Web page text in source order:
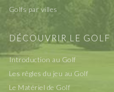
Golfs par villes
DÉCOUVRIR LE GOLF
Introduction au Golf
Les rêgles du jeu au Golf
Le Matériel de Golf